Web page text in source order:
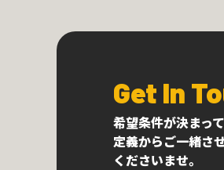
Get In
希望条件が決まっ
定義からご一緒さ
くださいませ。